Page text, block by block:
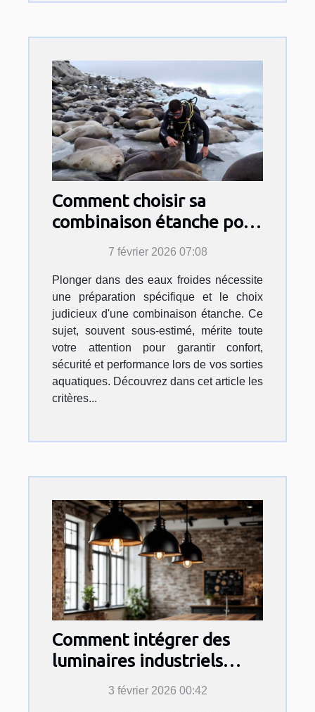
Comment choisir sa
combinaison étanche pour
des eaux froides ?
7 février 2026 07:08
Plonger dans des eaux froides nécessite
une préparation spécifique et le choix
judicieux d'une combinaison étanche. Ce
sujet, souvent sous-estimé, mérite toute
votre attention pour garantir confort,
sécurité et performance lors de vos sorties
aquatiques. Découvrez dans cet article les
critères...
Comment intégrer des
luminaires industriels
dans un décor moderne ?
3 février 2026 00:42